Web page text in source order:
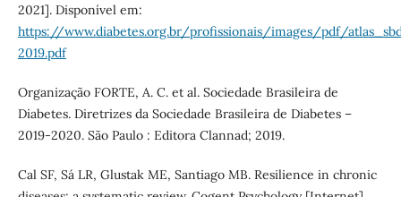
2021]. Disponível em:
https://www.diabetes.org.br/profissionais/images/pdf/
2019.pdf
Organização FORTE, A. C. et al. Sociedade Brasileira de
Diabetes. Diretrizes da Sociedade Brasileira de Diabetes –
2019-2020. São Paulo : Editora Clannad; 2019.
Cal SF, Sá LR, Glustak ME, Santiago MB. Resilience in chronic